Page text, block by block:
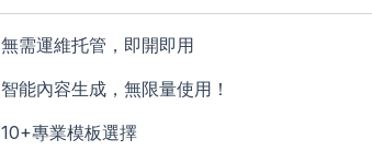
無需運維托管，即開即用
智能內容生成，無限量使用！
10+專業模板選擇